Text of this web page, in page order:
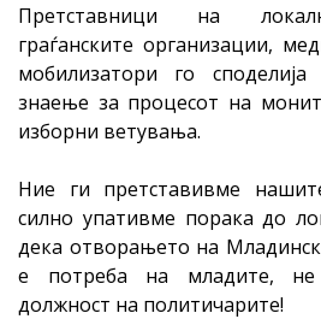
Претставници на
граѓанските организации,
мобилизатори го
знаење за процесот на
изборни ветувања.
Ние ги претставивме
силно упативме порака до
дека отворањето на
е потреба на младите, не
должност на политичарите!